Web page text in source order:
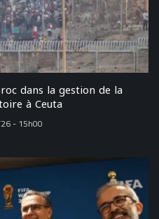
dans la gestion de la
à Ceuta
- 15h00